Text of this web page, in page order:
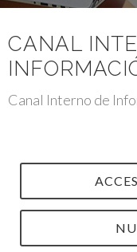
CANAL
Canal Interno de